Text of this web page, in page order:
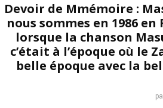
Devoir de Mmémoire :
nous sommes en 1986
lorsque la chanson
c’était à l’époque où le
belle époque avec la